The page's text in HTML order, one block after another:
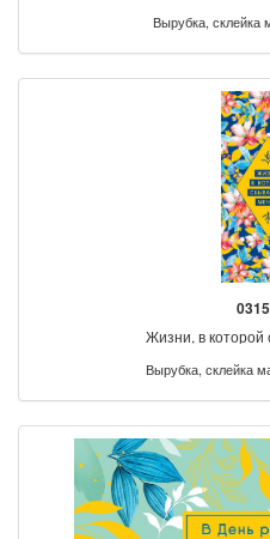
Вырубка, склейка
Жизни, в
Вырубка, склейка